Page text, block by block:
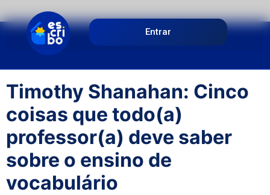
Entrar
Timothy Shanahan: Cinco
coisas que todo(a)
professor(a) deve saber
sobre o ensino de
vocabulário